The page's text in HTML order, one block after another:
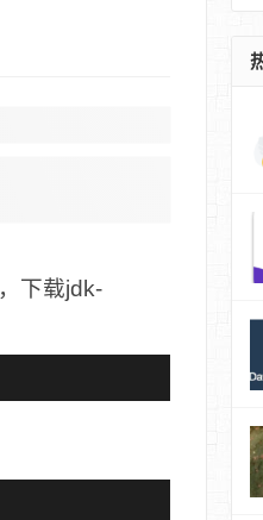
，下载jdk-